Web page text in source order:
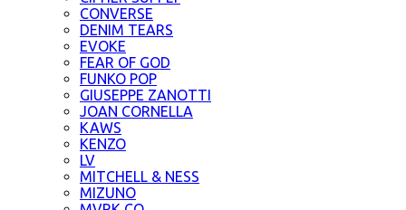
CONVERSE
DENIM TEARS
EVOKE
FEAR OF GOD
FUNKO POP
GIUSEPPE ZANOTTI
JOAN CORNELLA
KAWS
KENZO
LV
MITCHELL & NESS
MIZUNO